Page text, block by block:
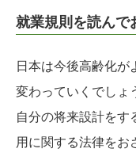
就業規則を読んで
日本は今後高齢化が
変わっていくでしょ
自分の将来設計をす
用に関する法律をお